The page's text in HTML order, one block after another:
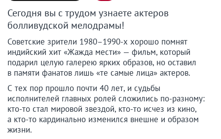
Сегодня вы с трудом узнаете актеров
болливудской мелодрамы!
Советские зрители 1980–1990-х хорошо помнят
индийский хит «Жажда мести» — фильм, который
подарил целую галерею ярких образов, но оставил
в памяти фанатов лишь «те самые лица» актеров.
С тех пор прошло почти 40 лет, и судьбы
исполнителей главных ролей сложились по-разному:
кто-то стал мировой звездой, кто-то исчез из кино,
а кто-то кардинально изменился внешне и образом
жизни.